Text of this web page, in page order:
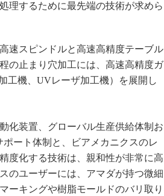
理するために最先端の技術が求めら
速スピンドルと高速高精度テーブル
の止まり穴加工には、高速高精度ガ
工機、UVレーザ加工機）を展開し
化装置、グローバル生産供給体制お
ート体制と、ビアメカニクスのレ
度化する技術は、親和性が非常に高
のユーザーには、アマダが持つ微細
ーキングや樹脂モールドのバリ取り